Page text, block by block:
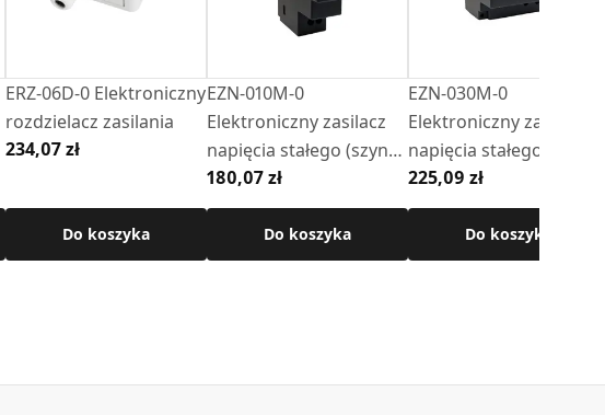
ERZ-06D-0 Elektroniczny
rozdzielacz zasilania
234,07 zł
Do koszyka
EZN-010M-0
Elektroniczny zasilacz
napięcia stałego (szyna
TS 35 / DIN 3, 1 M, 24 V
DC, 10 W)
180,07 zł
Do koszyka
EZN-030M-0
Elektroniczny zasilacz
napięcia stałego (szyna
TS 35 / DIN 3, 2 M, 24 V
DC, 30 W)
225,09 zł
Do koszyka